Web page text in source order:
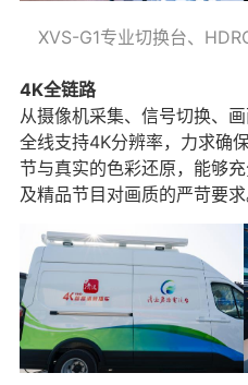
XVS-G1专业切换台、
4K全链路
从摄像机采集、信号切换、
全线支持4K分辨率，力求确
节与真实的色彩还原，能够
及精品节目对画质的严苛要求